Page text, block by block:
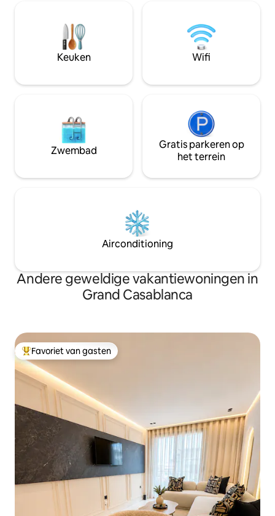
een volledig uitgeruste keuken en een
speciale werkruimte. Perfect voor
ontspannende momenten, of het nu
voor een weekend of een lang verblijf is
waardoor elk
onvergetelijk
Keuken Wifi
Zwembad
Gratis parkeren op
het terrein
Airconditioning
Andere geweldige vakantiewoningen in
Grand Casablanca
Topfavoriet van gasten
Favoriet van gasten